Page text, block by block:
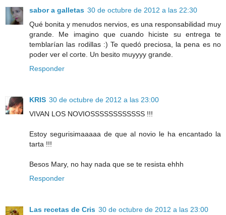
sabor a galletas 30 de octubre de 2012 a las 22:30
Qué bonita y menudos nervios, es una responsabilidad muy
grande. Me imagino que cuando hiciste su entrega te
temblarían las rodillas :) Te quedó preciosa, la pena es no
poder ver el corte. Un besito muyyyy grande.
Responder
KRIS 30 de octubre de 2012 a las 23:00
VIVAN LOS NOVIOSSSSSSSSSSSS !!!
Estoy segurisimaaaaa de que al novio le ha encantado la
tarta !!!
Besos Mary, no hay nada que se te resista ehhh
Responder
Las recetas de Cris 30 de octubre de 2012 a las 23:00